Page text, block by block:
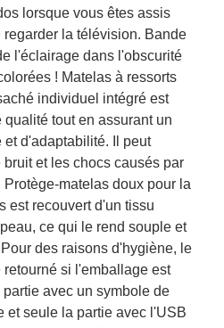
lorsque vous êtes assis
la télévision. Bande
l'éclairage dans l'obscurité
! Matelas à ressorts
individuel intégré est
tout en assurant un
d'adaptabilité. Il peut
et les chocs causés par
Protège-matelas doux pour la
est recouvert d'un tissu
ce qui le rend souple et
des raisons d'hygiène, le
si l'emballage est
avec un symbole de
et seule la partie avec l'USB